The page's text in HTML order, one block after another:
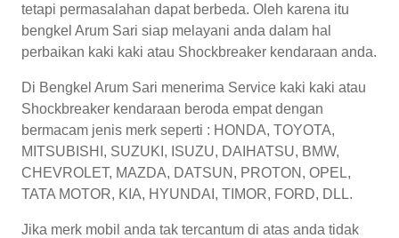
tetapi permasalahan dapat berbeda. Oleh karena itu
bengkel Arum Sari siap melayani anda dalam hal
perbaikan kaki kaki atau Shockbreaker kendaraan anda.
Di Bengkel Arum Sari menerima Service kaki kaki atau
Shockbreaker kendaraan beroda empat dengan
bermacam jenis merk seperti : HONDA, TOYOTA,
MITSUBISHI, SUZUKI, ISUZU, DAIHATSU, BMW,
CHEVROLET, MAZDA, DATSUN, PROTON, OPEL,
TATA MOTOR, KIA, HYUNDAI, TIMOR, FORD, DLL.
Jika merk mobil anda tak tercantum di atas anda tidak